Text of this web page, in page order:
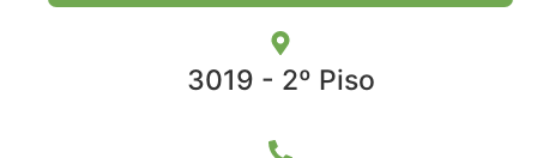
3019 - 2º Piso